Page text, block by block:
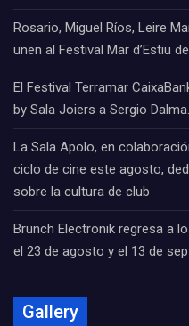
Rosario, Miguel Ríos, Leire
unen al Festival Mar d’Estiu
El Festival Terramar
by Sala Joiers a Sergio Dalma.
La Sala Apolo, en
ciclo de cine este agosto,
sobre la cultura de club
Brunch Electronik regresa a
el 23 de agosto y el 13 de
Gallery